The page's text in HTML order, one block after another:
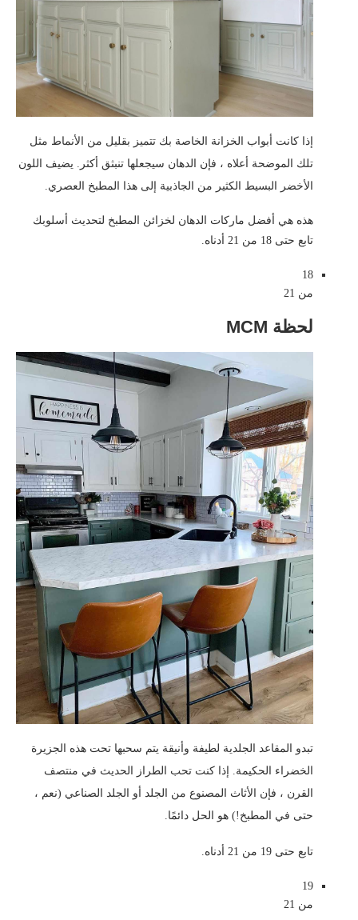
إذا كانت أبواب الخزانة الخاصة بك تتميز بقليل من الأنماط مثل
تلك الموضحة أعلاه ، فإن الدهان سيجعلها تنبثق أكثر. يضيف اللون
الأخضر البسيط الكثير من الجاذبية إلى هذا المطبخ العصري.
هذه هي أفضل ماركات الدهان لخزائن المطبخ لتحديث أسلوبك
تابع حتى 18 من 21 أدناه.
18
من 21
لحظة MCM
تبدو المقاعد الجلدية لطيفة وأنيقة يتم سحبها تحت هذه الجزيرة
الخضراء الحكيمة. إذا كنت تحب الطراز الحديث في منتصف
القرن ، فإن الأثاث المصنوع من الجلد أو الجلد الصناعي (نعم ،
حتى في المطبخ!) هو الحل دائمًا.
تابع حتى 19 من 21 أدناه.
19
من 21